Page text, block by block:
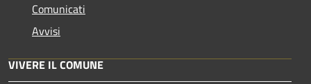
Comunicati
Avvisi
VIVERE IL COMUNE